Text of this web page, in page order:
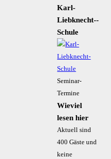
Karl-
Liebknecht-­
Schule
Seminar-
Termine
Wieviel
lesen hier
Aktuell sind
400 Gäste und
keine